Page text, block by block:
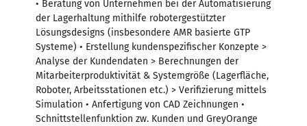
• Beratung von Unternehmen bei der Automatisierung
der Lagerhaltung mithilfe robotergestützter
Lösungsdesigns (insbesondere AMR basierte GTP
Systeme) • Erstellung kundenspezifischer Konzepte >
Analyse der Kundendaten > Berechnungen der
Mitarbeiterproduktivität & Systemgröße (Lagerfläche,
Roboter, Arbeitsstationen etc.) > Verifizierung mittels
Simulation • Anfertigung von CAD Zeichnungen •
Schnittstellenfunktion zw. Kunden und GreyOrange